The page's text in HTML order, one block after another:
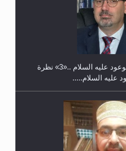
الأحمدية بنيجيريا لعام
رأيٌ في لغة المسيح الموعود عليه السلام ..«3» نظرة
عليه السلام.....